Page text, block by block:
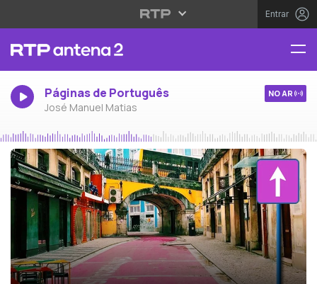
Entrar
Páginas de Português
José Manuel Matias
NO AR